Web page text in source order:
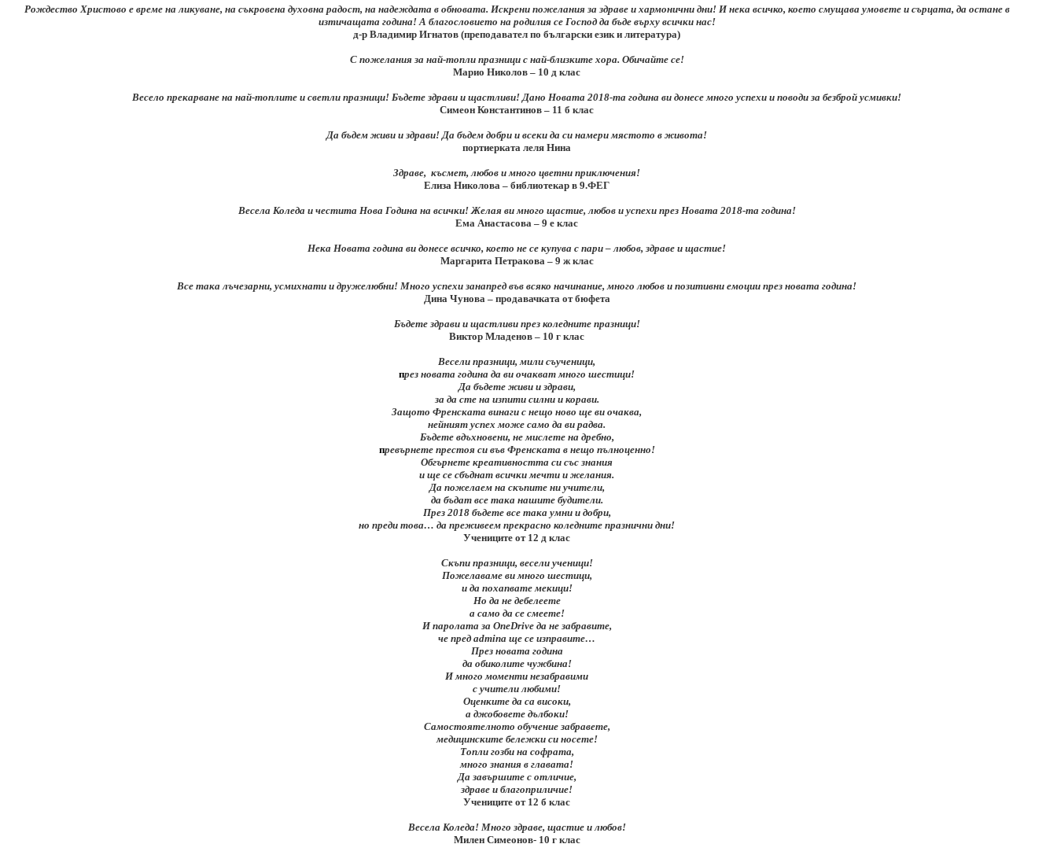
Рождество Христово е време на ликуване, на съкровена духовна радост, на надеждата в обновата. Искрени пожелания за здраве и хармонични дни! И нека всичко, което смущава умовете и сърцата, да остане в
изтичащата година! А благословието на родилия се Господ да бъде върху всички нас!
д-р Владимир Игнатов (преподавател по български език и литература)
С пожелания за най-топли празници с най-близките хора. Обичайте се!
Марио Николов – 10 д клас
Весело прекарване на най-топлите и светли празници! Бъдете здрави и щастливи! Дано Новата 2018-та година ви донесе много успехи и поводи за безброй усмивки!
Симеон Константинов – 11 б клас
Да бъдем живи и здрави! Да бъдем добри и всеки да си намери мястото в живота!
портиерката леля Нина
Здраве, късмет, любов и много цветни приключения!
Елиза Николова – библиотекар в 9.ФЕГ
Весела Коледа и честита Нова Година на всички! Желая ви много щастие, любов и успехи през Новата 2018-та година!
Ема Анастасова – 9 е клас
Нека Новата година ви донесе всичко, което не се купува с пари – любов, здраве и щастие!
Маргарита Петракова – 9 ж клас
Все така лъчезарни, усмихнати и дружелюбни! Много успехи занапред във всяко начинание, много любов и позитивни емоции през новата година!
Дина Чунова – продавачката от бюфета
Бъдете здрави и щастливи през коледните празници!
Виктор Младенов – 10 г клас
Весели празници, мили съученици,
през новата година да ви очакват много шестици!
Да бъдете живи и здрави,
за да сте на изпити силни и корави.
Защото Френската винаги с нещо ново ще ви очаква,
нейният успех може само да ви радва.
Бъдете вдъхновени, не мислете на дребно,
превърнете престоя си във Френската в нещо пълноценно!
Обгърнете креативността си със знания
и ще се сбъднат всички мечти и желания.
Да пожелаем на скъпите ни учители,
да бъдат все така нашите будители.
През 2018 бъдете все така умни и добри,
но преди това… да преживеем прекрасно коледните празнични дни!
Учениците от 12 д клас
Скъпи празници, весели ученици!
Пожелаваме ви много шестици,
и да похапвате мекици!
Но да не дебелеете
а само да се смеете!
И паролата за OneDrive да не забравите,
че пред admina ще се изправите…
През новата година
да обиколите чужбина!
И много моменти незабравими
с учители любими!
Оценките да са високи,
а джобовете дълбоки!
Самостоятелното обучение забравете,
медицинските бележки си носете!
Топли гозби на софрата,
много знания в главата!
Да завършите с отличие,
здраве и благоприличие!
Учениците от 12 б клас
Весела Коледа! Много здраве, щастие и любов!
Милен Симеонов- 10 г клас